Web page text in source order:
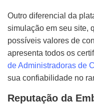
Outro diferencial da
simulação em seu site,
possíveis valores de
apresenta todos os
de Administradoras de
sua confiabilidade no
Reputação da